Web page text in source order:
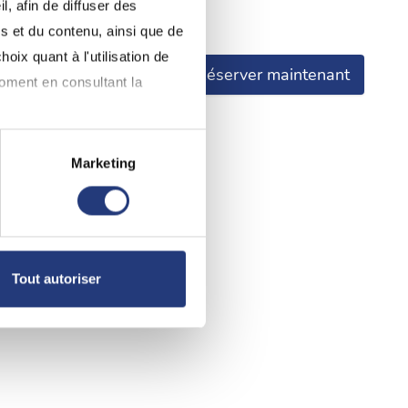
afin de diffuser des
et du contenu, ainsi que de
quant à l'utilisation de
en consultant la
mètres près
(empreintes
Marketing
Tout autoriser
Réserver maintenant